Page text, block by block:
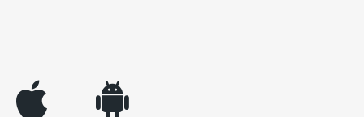
appleinc android